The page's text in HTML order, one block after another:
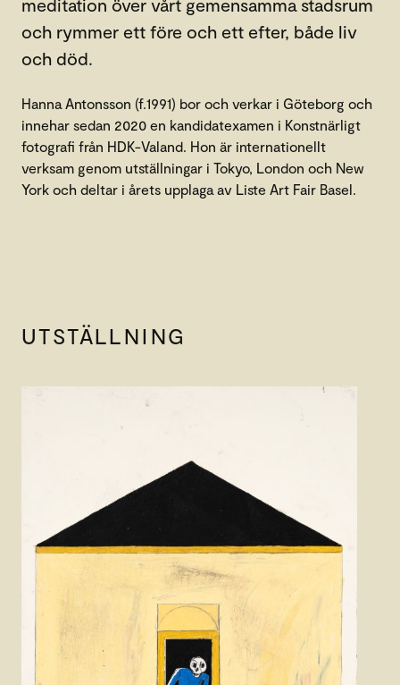
meditation över vårt gemensamma stadsrum
och rymmer ett före och ett efter, både liv
och död.
Hanna Antonsson (f.1991) bor och verkar i Göteborg och
innehar sedan 2020 en kandidatexamen i Konstnärligt
fotografi från HDK-Valand. Hon är internationellt
verksam genom utställningar i Tokyo, London och New
York och deltar i årets upplaga av Liste Art Fair Basel.
UTSTÄLLNING